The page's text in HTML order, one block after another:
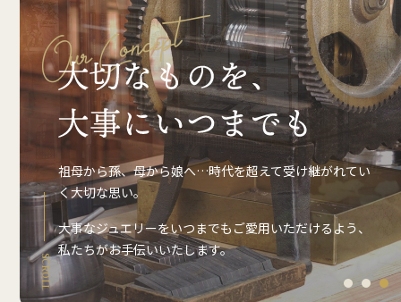
1 3
Our Concept
祖母から孫、母から娘へ…時代を超えて受け継がれてい
く大切な思い。
大事なジュエリーをいつまでもご愛用いただけるよう、
私たちがお手伝いいたします。
SCROLL